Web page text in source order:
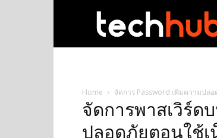
Home จัดการ Password เพิ่มความปล
จัดการพาสเวิร์ด
ปลอดภัยตอนใช้เ